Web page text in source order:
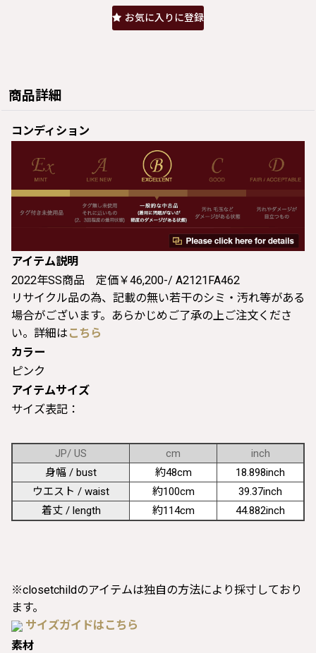
お気に入りに登録
商品詳細
コンディション
アイテム説明
2022年SS商品 定価￥46,200-/ A2121FA462
リサイクル品の為、記載の無い若干のシミ・汚れ等がある
場合がございます。あらかじめご了承の上ご注文くださ
い。詳細は こちら
カラー
ピンク
アイテムサイズ
サイズ表記：
JP/ US cm
inch
身幅 / bust
約48cm
18.898inch
ウエスト / waist
約100cm
39.37inch
着丈 / length
約114cm 44.882inch
※closetchildのアイテムは独自の方法により採寸しており
ます。
サイズガイドはこちら
素材